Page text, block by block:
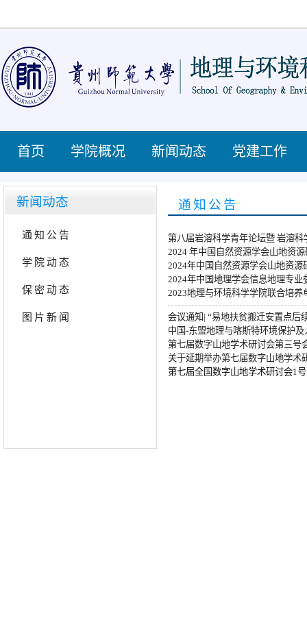
首页 学院概况 新闻动态 党建工作
新闻动态
通知公告
学院动态
保密动态
图片新闻
通知公告
第八届岩溶科学青年论坛暨 岩溶
2024 年中国自然资源学会山地资
2024年中国自然资源学会山地资
2024年中国地理学会信息地理专业
2023地理与环境科学学院联合培养
会议通知| “易地扶贫搬迁安置点后
中国-东盟地理与喀斯特环境保护
第七届数字山地学术研讨会第三号
关于延期举办第七届数字山地学术
第七届全国数字山地学术研讨会1